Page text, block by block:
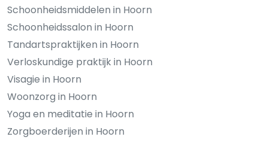
Schoonheidsmiddelen in Hoorn
Schoonheidssalon in Hoorn
Tandartspraktijken in Hoorn
Verloskundige praktijk in Hoorn
Visagie in Hoorn
Woonzorg in Hoorn
Yoga en meditatie in Hoorn
Zorgboerderijen in Hoorn